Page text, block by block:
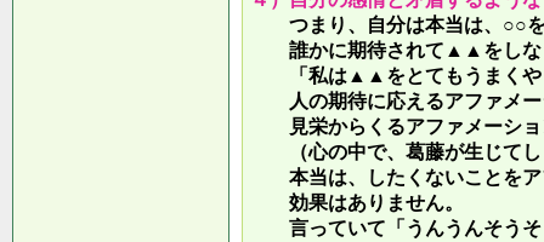
つまり、自分は本当は、○○を
誰かに期待されて▲▲をしな
「私は▲▲をとてもうまくや
人の期待に応えるアファメ
見栄からくるアファメーショ
（心の中で、葛藤が生じてし
本当は、したくないことをア
効果はありません。
言っていて 「うんうんそう